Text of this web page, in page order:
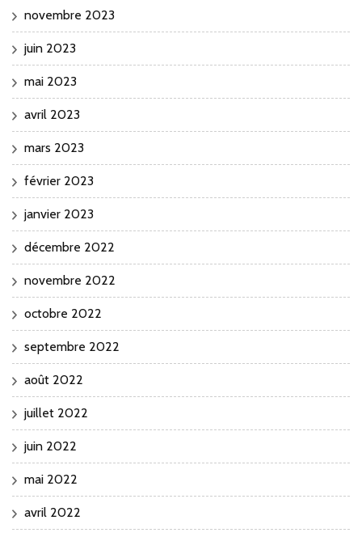
novembre 2023
juin 2023
mai 2023
avril 2023
mars 2023
février 2023
janvier 2023
décembre 2022
novembre 2022
octobre 2022
septembre 2022
août 2022
juillet 2022
juin 2022
mai 2022
avril 2022